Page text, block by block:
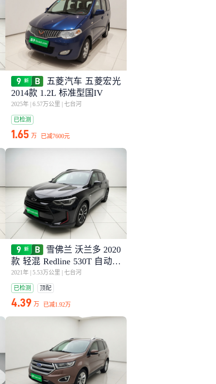
五菱汽车 五菱宏光
2014款 1.2L 标准型国IV
2025年 6.57万公里 七台河
已检测
1.65 万 已减7600元
雪佛兰 沃兰多 2020
款 轻混 Redline 530T 自动耀
享版（5+2款）
2021年 5.53万公里 七台河
已检测 顶配
4.39 万 已减1.92万